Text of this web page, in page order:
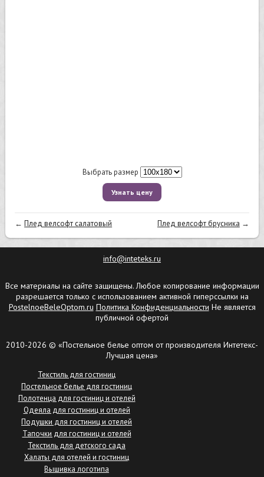
Выбрать размер
Узнать цену
←Плед велсофт салатовый Плед велсофт брусника →
info@inteteks.ru
Все материалы на сайте защищены. Любое копирование информации
разрешается только с использованием активной гиперссылки на
PostelnoeBeleOptom.ru Политика Конфиденциальности Не является
публичной офертой
2010-2026 © «Постельное белье оптом от производителя Интетекс-
Лучшая цена»
Текстиль для гостиниц
Постельное белье для гостиниц
Полотенца для гостиниц и отелей
Одеяла для гостиниц и отелей
Подушки для гостиниц и отелей
Тапочки для гостиниц и отелей
Текстиль для детского сада
Халаты для отелей и гостиниц
Вышивка логотипа